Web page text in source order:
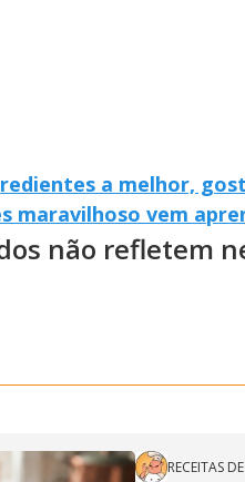
a melhor,
maravilhoso vem
não refletem
RECEITAS